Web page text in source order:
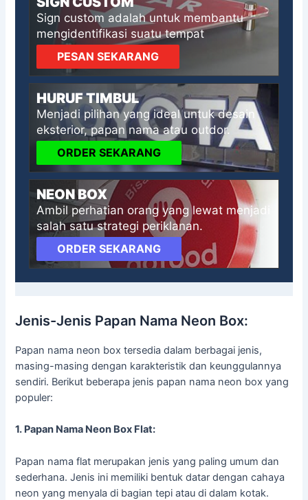
Sign custom adalah untuk membantu
mengidentifikasi suatu tempat
PESAN SEKARANG
HURUF TIMBUL
Menjadi pilihan yang ideal untuk desain
eksterior, papan nama atau outdor.
ORDER SEKARANG
NEON BOX
Ambil perhatian orang yang lewat menjadi
salah satu strategi periklanan.
ORDER SEKARANG
Jenis-Jenis Papan Nama Neon Box:
Papan nama neon box tersedia dalam berbagai jenis,
masing-masing dengan karakteristik dan keunggulannya
sendiri. Berikut beberapa jenis papan nama neon box yang
populer:
1. Papan Nama Neon Box Flat:
Papan nama flat merupakan jenis yang paling umum dan
sederhana. Jenis ini memiliki bentuk datar dengan cahaya
neon yang menyala di bagian tepi atau di dalam kotak.